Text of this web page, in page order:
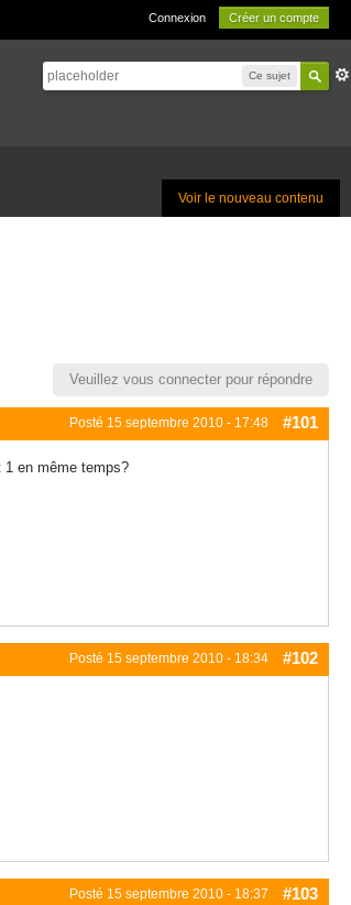
Connexion Créer un compte
Ce sujet
Voir le nouveau contenu
Veuillez vous connecter pour répondre
Posté 15 septembre 2010 - 17:48 #101
1 en même temps?
Posté 15 septembre 2010 - 18:34 #102
Posté 15 septembre 2010 - 18:37 #103